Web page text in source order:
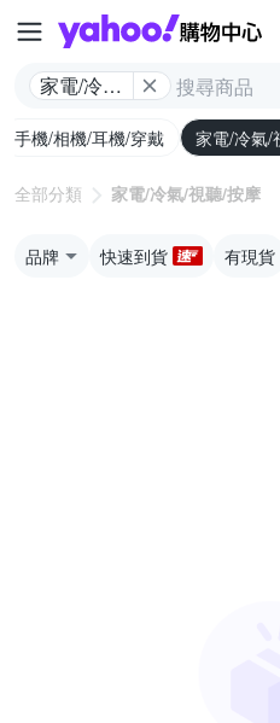
家電/冷氣/
手機/相機/耳機/穿戴 家電/冷氣/
全部分類 家電/冷氣/視聽/按摩
品牌 快速到貨 有現貨